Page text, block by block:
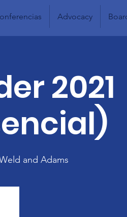
Advocacy
2021
and Adams